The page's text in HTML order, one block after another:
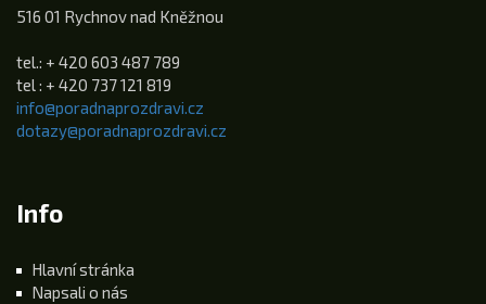
516 01 Rychnov nad Kněžnou
tel.: + 420 603 487 789
tel : + 420 737 121 819
info@poradnaprozdravi.cz
dotazy@poradnaprozdravi.cz
Info
Hlavní stránka
Napsali o nás